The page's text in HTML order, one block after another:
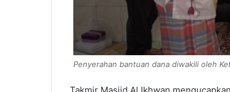
Penyerahan bantuan dana diwakili oleh